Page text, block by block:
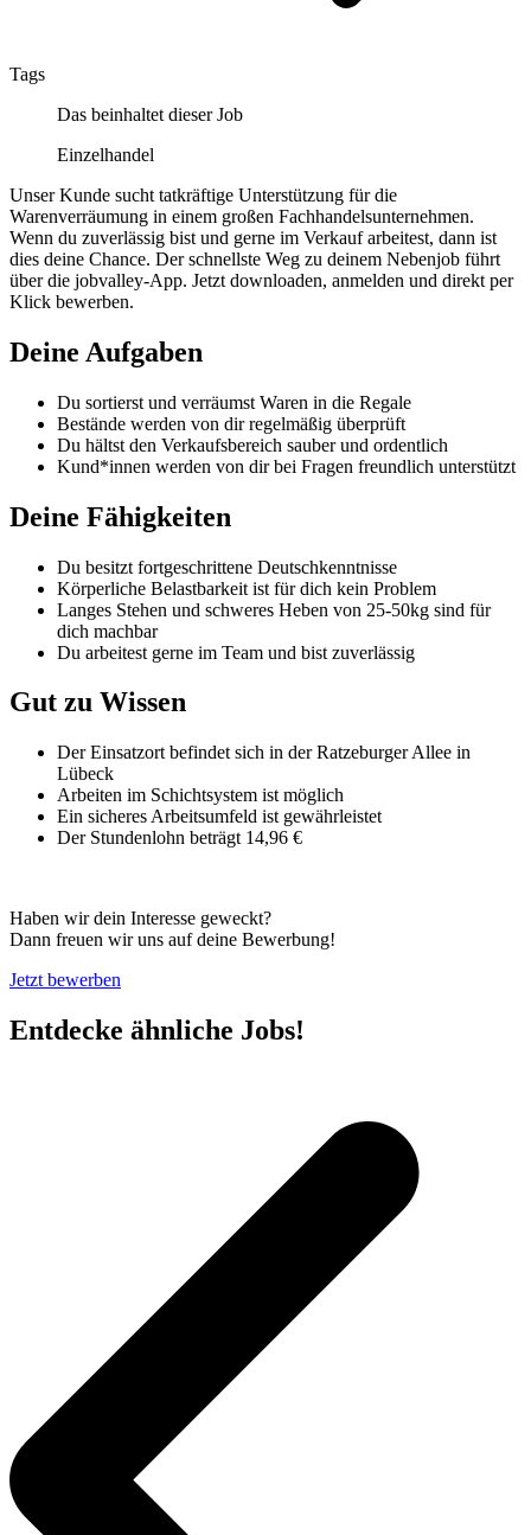
Tags
Das beinhaltet dieser Job
Einzelhandel
Unser Kunde sucht tatkräftige Unterstützung für die
Warenverräumung in einem großen Fachhandelsunternehmen.
Wenn du zuverlässig bist und gerne im Verkauf arbeitest, dann ist
dies deine Chance. Der schnellste Weg zu deinem Nebenjob führt
über die jobvalley-App. Jetzt downloaden, anmelden und direkt per
Klick bewerben.
Deine Aufgaben
Du sortierst und verräumst Waren in die Regale
Bestände werden von dir regelmäßig überprüft
Du hältst den Verkaufsbereich sauber und ordentlich
Kund*innen werden von dir bei Fragen freundlich unterstützt
Deine Fähigkeiten
Du besitzt fortgeschrittene Deutschkenntnisse
Körperliche Belastbarkeit ist für dich kein Problem
Langes Stehen und schweres Heben von 25-50kg sind für
dich machbar
Du arbeitest gerne im Team und bist zuverlässig
Gut zu Wissen
Der Einsatzort befindet sich in der Ratzeburger Allee in
Lübeck
Arbeiten im Schichtsystem ist möglich
Ein sicheres Arbeitsumfeld ist gewährleistet
Der Stundenlohn beträgt 14,96 €
Haben wir dein Interesse geweckt?
Dann freuen wir uns auf deine Bewerbung!
Jetzt bewerben
Entdecke ähnliche Jobs!